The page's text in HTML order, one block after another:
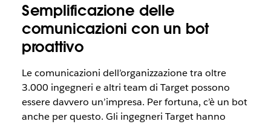
Semplificazione delle
comunicazioni con un bot
proattivo
Le comunicazioni dell’organizzazione tra oltre
3.000 ingegneri e altri team di Target possono
essere davvero un’impresa. Per fortuna, c’è un bot
anche per questo. Gli ingegneri Target hanno